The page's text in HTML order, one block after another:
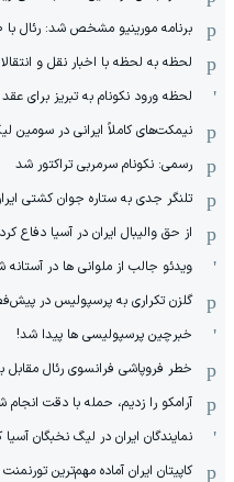
برنامه مورینیو مشخص شد: رئال با ۲۰ بازیکن!
لحظه به لحظه با اخبار نقل و
لحظه ورود نکونام به تبریز برای عقد
نیمکت‌های کاملاً ایرانی در سومین
رسمی: نکونام سرمربی تراکتور شد
تلنگر جدی به ستاره جوان کشتی
از حق والیبال ایران در آسیا دفاع
ویدئو جالب از ملوانی ها در
گلزن تکراری به پرسپولیس در
خبرچین پرسپولیسی ها پیدا شد!
خطر فروپاشی فرانسوی رئال مقابل
آرامکو را زدیم، حمله با دقت انجام
نمایندگان ایران در لیگ نخبگان
کاپیتان ایران آماده مهم‌ترین